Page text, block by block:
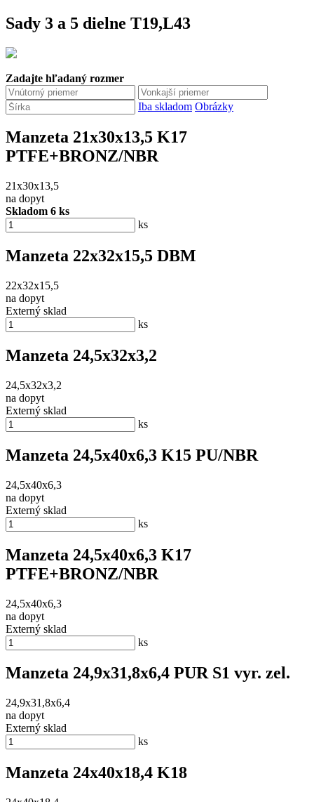
Sady 3 a 5 dielne T19,L43
Zadajte hľadaný rozmer
Iba skladom Obrázky
Manzeta 21x30x13,5 K17
PTFE+BRONZ/NBR
21x30x13,5
na dopyt
Skladom 6 ks
ks
Manzeta 22x32x15,5 DBM
22x32x15,5
na dopyt
Externý sklad
ks
Manzeta 24,5x32x3,2
24,5x32x3,2
na dopyt
Externý sklad
ks
Manzeta 24,5x40x6,3 K15 PU/NBR
24,5x40x6,3
na dopyt
Externý sklad
ks
Manzeta 24,5x40x6,3 K17
PTFE+BRONZ/NBR
24,5x40x6,3
na dopyt
Externý sklad
ks
Manzeta 24,9x31,8x6,4 PUR S1 vyr. zel.
24,9x31,8x6,4
na dopyt
Externý sklad
ks
Manzeta 24x40x18,4 K18